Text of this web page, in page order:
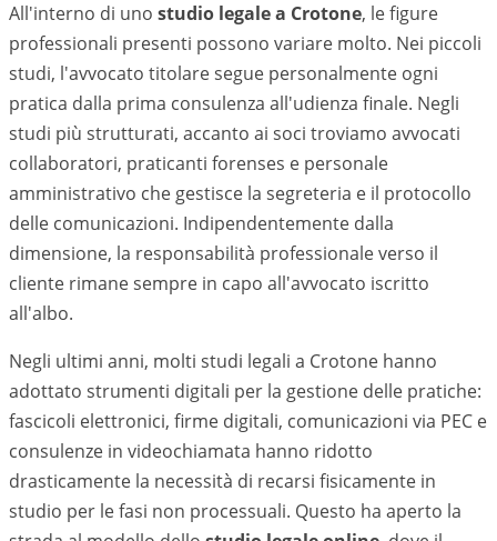
All'interno di uno studio legale a Crotone, le figure
professionali presenti possono variare molto. Nei piccoli
studi, l'avvocato titolare segue personalmente ogni
pratica dalla prima consulenza all'udienza finale. Negli
studi più strutturati, accanto ai soci troviamo avvocati
collaboratori, praticanti forenses e personale
amministrativo che gestisce la segreteria e il protocollo
delle comunicazioni. Indipendentemente dalla
dimensione, la responsabilità professionale verso il
cliente rimane sempre in capo all'avvocato iscritto
all'albo.
Negli ultimi anni, molti studi legali a Crotone hanno
adottato strumenti digitali per la gestione delle pratiche:
fascicoli elettronici, firme digitali, comunicazioni via PEC e
consulenze in videochiamata hanno ridotto
drasticamente la necessità di recarsi fisicamente in
studio per le fasi non processuali. Questo ha aperto la